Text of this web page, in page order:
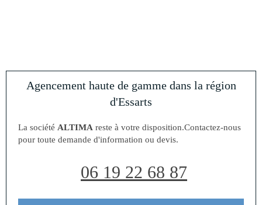
Agencement haute de gamme dans la région
d'Essarts
La société ALTIMA reste à votre disposition.Contactez-nous
pour toute demande d'information ou devis.
06 19 22 68 87